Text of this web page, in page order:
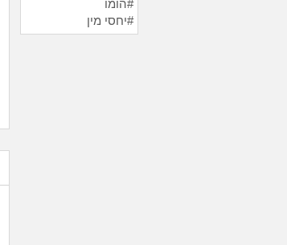
#הומו
#יחסי מין